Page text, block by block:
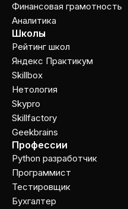
Финансовая грамотность
Аналитика
Школы
Рейтинг школ
Яндекс Практикум
Skillbox
Нетология
Skypro
Skillfactory
Geekbrains
Профессии
Python разработчик
Программист
Тестировщик
Бухгалтер